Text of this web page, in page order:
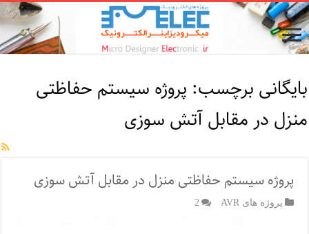
بایگانی برچسب: پروژه سیستم حفاظتی
منزل در مقابل آتش سوزی
پروژه سیستم حفاظتی منزل در مقابل آتش سوزی
پروژه های AVR 2